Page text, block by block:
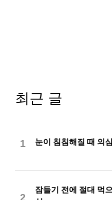
최근 글
1 눈이 침침해질 때 의
2
잠들기 전에 절대 먹